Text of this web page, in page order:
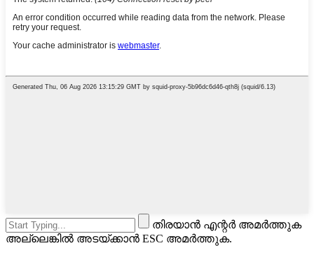
തിരയാൻ എന്റർ അമർത്തുക
അല്ലെങ്കിൽ അടയ്ക്കാൻ ESC അമർത്തുക.